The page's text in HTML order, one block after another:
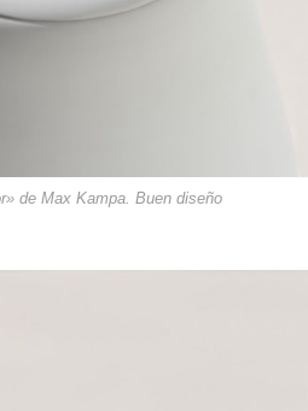
de Max Kampa. Buen diseño